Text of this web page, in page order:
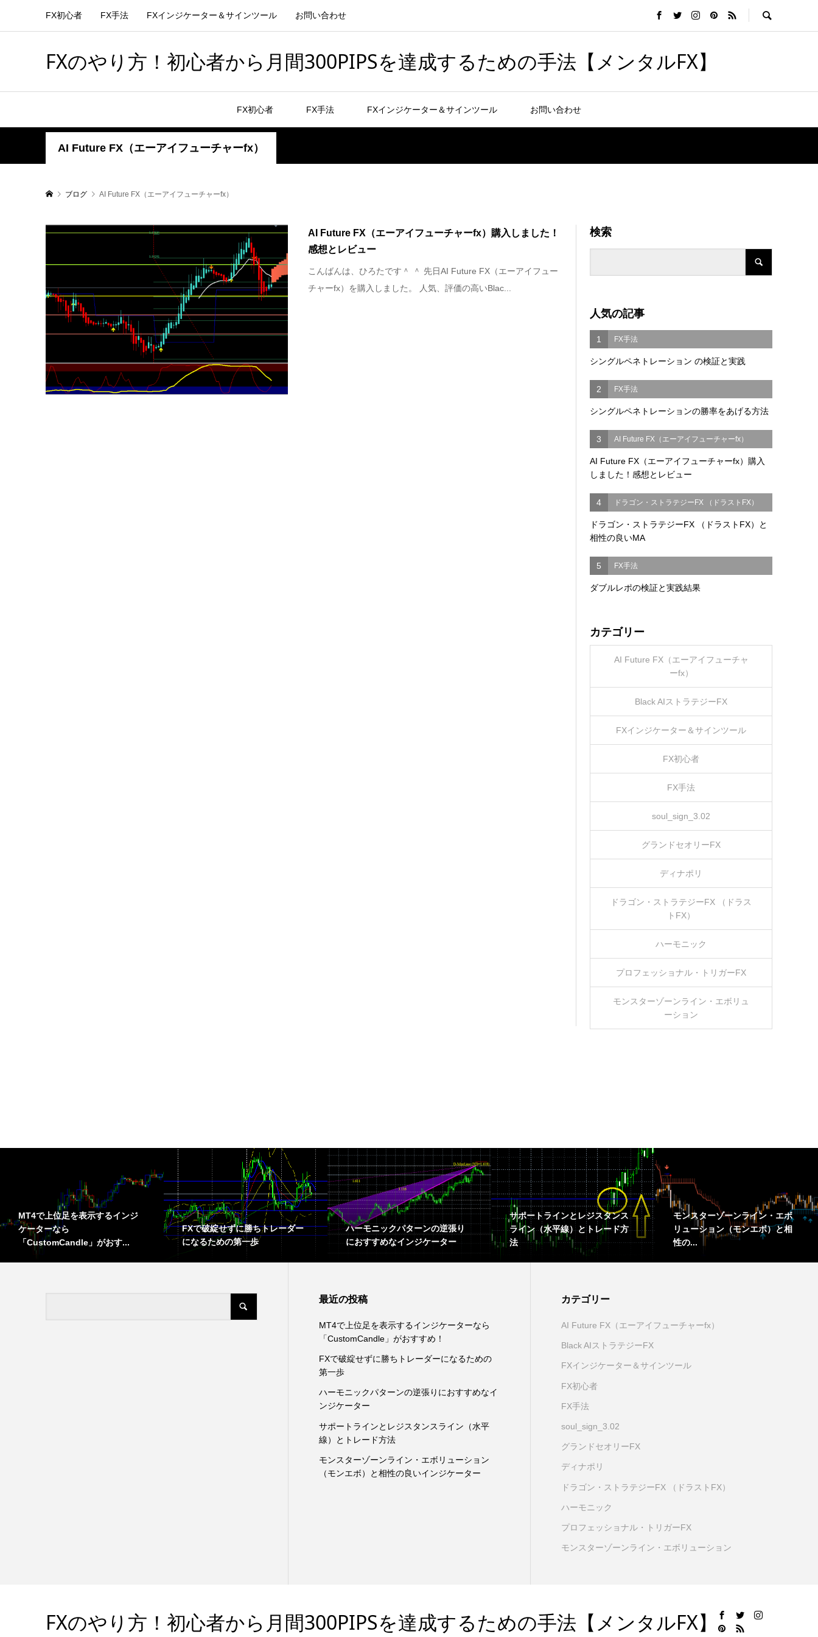
FX初心者 FX手法 FXインジケーター＆サインツール お問い合わせ
FXのやり方！初心者から月間300PIPSを達成するための手法【メンタルFX】
FX初心者 FX手法 FXインジケーター＆サインツール お問い合わせ
AI Future FX（エーアイフューチャーfx）
ブログ AI Future FX（エーアイフューチャーfx）
AI Future FX（エーアイフューチャーfx）購入しました！
感想とレビュー
こんばんは、ひろたです＾ ＾ 先日AI Future FX（エーアイフュー
チャーfx）を購入しました。 人気、評価の高いBlac...
検索
人気の記事
1 FX手法
シングルペネトレーション の検証と実践
2 FX手法
シングルペネトレーションの勝率をあげる方法
3 AI Future FX（エーアイフューチャーfx）
AI Future FX（エーアイフューチャーfx）購入
しました！感想とレビュー
4 ドラゴン・ストラテジーFX （ドラストFX）
ドラゴン・ストラテジーFX （ドラストFX）と
相性の良いMA
5 FX手法
ダブルレポの検証と実践結果
カテゴリー
AI Future FX（エーアイフューチャ
ーfx）
Black AIストラテジーFX
FXインジケーター＆サインツール
FX初心者
FX手法
soul_sign_3.02
グランドセオリーFX
ディナポリ
ドラゴン・ストラテジーFX （ドラス
トFX）
ハーモニック
プロフェッショナル・トリガーFX
モンスターゾーンライン・エボリュ
ーション
MT4で上位足を表示するインジ
ケーターなら
「CustomCandle」がおす...
FXで破綻せずに勝ちトレーダー
になるための第一歩
ハーモニックパターンの逆張り
におすすめなインジケーター
サポートラインとレジスタンス
ライン（水平線）とトレード方
法
モンスターゾーンライン・エボ
リューション（モンエボ）と相
性の...
最近の投稿
MT4で上位足を表示するインジケーターなら
「CustomCandle」がおすすめ！
FXで破綻せずに勝ちトレーダーになるための
第一歩
ハーモニックパターンの逆張りにおすすめなイ
ンジケーター
サポートラインとレジスタンスライン（水平
線）とトレード方法
モンスターゾーンライン・エボリューション
（モンエボ）と相性の良いインジケーター
カテゴリー
AI Future FX（エーアイフューチャーfx）
Black AIストラテジーFX
FXインジケーター＆サインツール
FX初心者
FX手法
soul_sign_3.02
グランドセオリーFX
ディナポリ
ドラゴン・ストラテジーFX （ドラストFX）
ハーモニック
プロフェッショナル・トリガーFX
モンスターゾーンライン・エボリューション
FXのやり方！初心者から月間300PIPSを達成するための手法【メンタルFX】